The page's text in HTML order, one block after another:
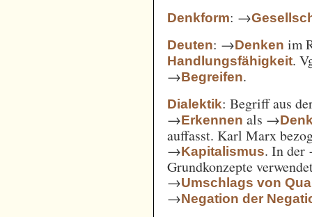
Denkform: →
Deuten: →Denken im
Handlungsfähigkeit.
→Begreifen.
Dialektik: Begriff aus
→Erkennen als →
auffasst. Karl Marx
→Kapitalismus. In
Grundkonzepte
→Umschlags von
→Negation der